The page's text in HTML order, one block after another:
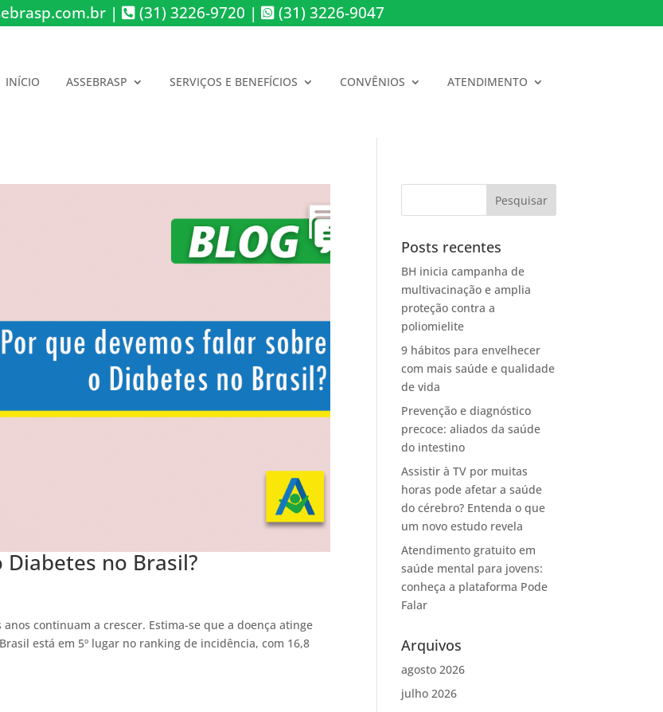
| (31) 3226-9720 | (31) 3226-9047
INÍCIO ASSEBRASP SERVIÇOS E BENEFÍCIOS CONVÊNIOS ATENDIMENTO
no Brasil?
continuam a crescer. Estima-se que a doença atinge
está em 5º lugar no ranking de incidência, com 16,8
Posts recentes
BH inicia campanha de
multivacinação e amplia
proteção contra a
poliomielite
9 hábitos para envelhecer
com mais saúde e qualidade
de vida
Prevenção e diagnóstico
precoce: aliados da saúde
do intestino
Assistir à TV por muitas
horas pode afetar a saúde
do cérebro? Entenda o que
um novo estudo revela
Atendimento gratuito em
saúde mental para jovens:
conheça a plataforma Pode
Falar
Arquivos
agosto 2026
julho 2026